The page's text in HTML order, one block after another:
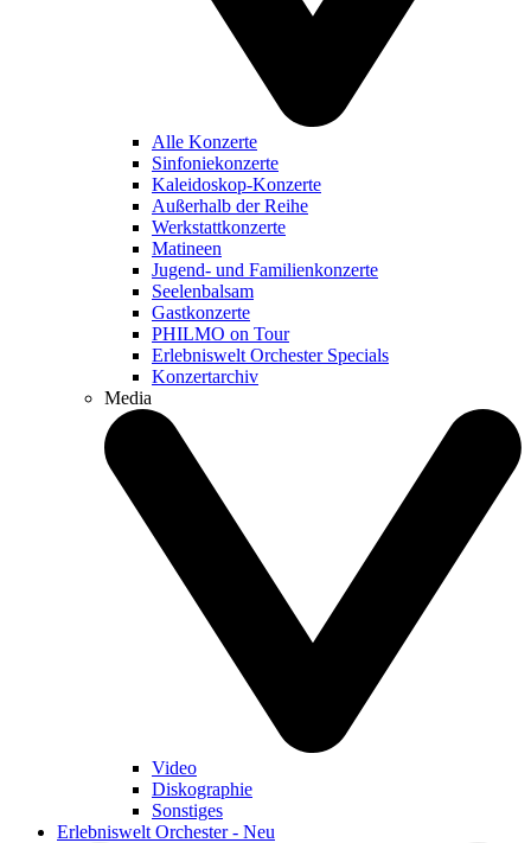
Alle Konzerte
Sinfoniekonzerte
Kaleidoskop-Konzerte
Außerhalb der Reihe
Werkstattkonzerte
Matineen
Jugend- und Familienkonzerte
Seelenbalsam
Gastkonzerte
PHILMO on Tour
Erlebniswelt Orchester Specials
Konzertarchiv
Media
Video
Diskographie
Sonstiges
Erlebniswelt Orchester - Neu